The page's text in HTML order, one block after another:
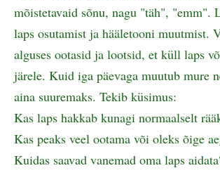
mõistetavaid sõnu, nagu "täh", "emm".
laps osutamist ja hääletooni muutmist.
alguses ootasid ja lootsid, et küll laps
järele. Kuid iga päevaga muutub mure
aina suuremaks. Tekib küsimus:
Kas laps hakkab kunagi normaalselt
Kas peaks veel ootama või oleks õige
Kuidas saavad vanemad oma laps